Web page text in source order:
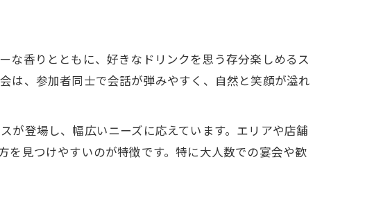
ック
ト
理由
ント
方
な香りとともに、好きなドリンクを思う存分楽しめるス
は、参加者同士で会話が弾みやすく、自然と笑顔が溢れ
が登場し、幅広いニーズに応えています。エリアや店舗
を見つけやすいのが特徴です。特に大人数での宴会や歓